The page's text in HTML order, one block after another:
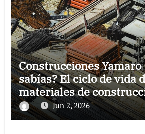
Construcciones Yamaro
sabías? El ciclo de vida
materiales de
revoluciona eficiencia
modernos
Jun 2, 2026